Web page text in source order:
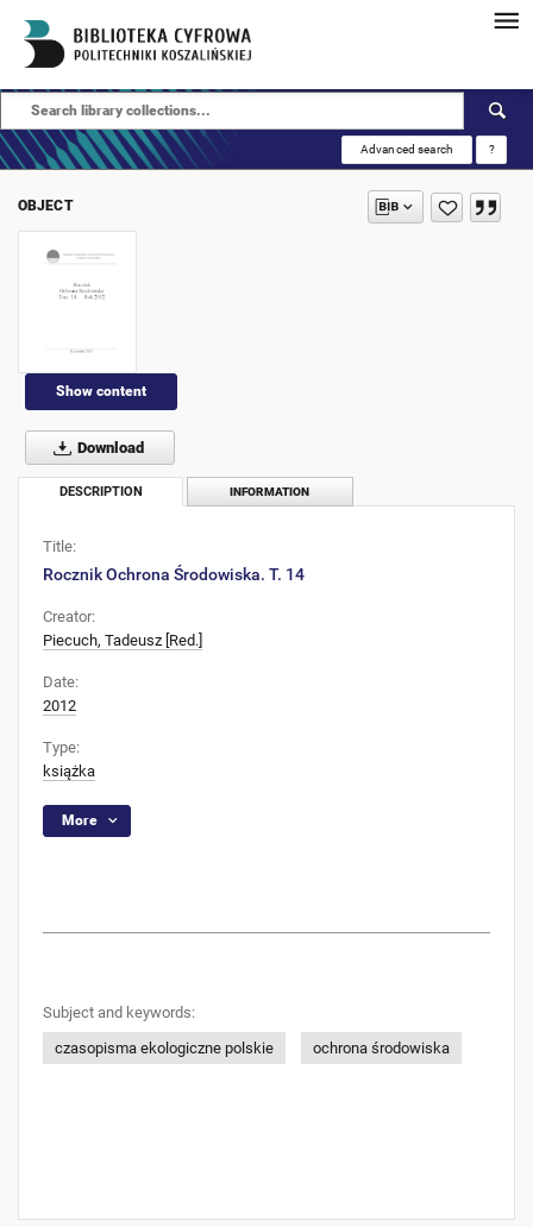
Advanced search ?
OBJECT
Show content
Download
DESCRIPTION INFORMATION
Title:
Rocznik Ochrona Środowiska. T. 14
Creator:
Piecuch, Tadeusz [Red.]
Date:
2012
Type:
książka
More
Subject and keywords:
czasopisma ekologiczne polskie
ochrona środowiska